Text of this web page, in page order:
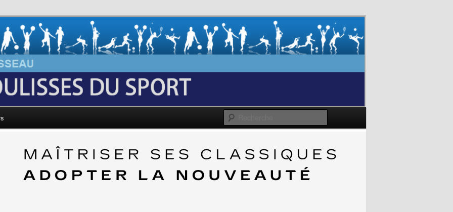
Les Coulisses du Sport